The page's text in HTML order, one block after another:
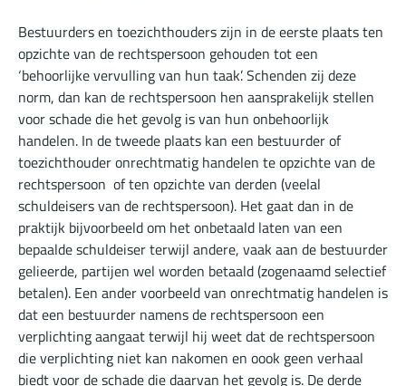
Bestuurders en toezichthouders zijn in de eerste plaats ten
opzichte van de rechtspersoon gehouden tot een
‘behoorlijke vervulling van hun taak’. Schenden zij deze
norm, dan kan de rechtspersoon hen aansprakelijk stellen
voor schade die het gevolg is van hun onbehoorlijk
handelen. In de tweede plaats kan een bestuurder of
toezichthouder onrechtmatig handelen te opzichte van de
rechtspersoon of ten opzichte van derden (veelal
schuldeisers van de rechtspersoon). Het gaat dan in de
praktijk bijvoorbeeld om het onbetaald laten van een
bepaalde schuldeiser terwijl andere, vaak aan de bestuurder
gelieerde, partijen wel worden betaald (zogenaamd selectief
betalen). Een ander voorbeeld van onrechtmatig handelen is
dat een bestuurder namens de rechtspersoon een
verplichting aangaat terwijl hij weet dat de rechtspersoon
die verplichting niet kan nakomen en oook geen verhaal
biedt voor de schade die daarvan het gevolg is. De derde